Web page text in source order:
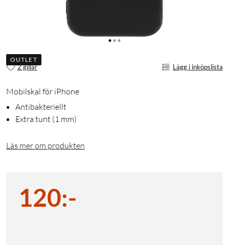
OUTLET
2 gillar Lägg i inköpslista
Mobilskal för iPhone
Antibakteriellt
Extra tunt (1 mm)
Läs mer om produkten
120:-